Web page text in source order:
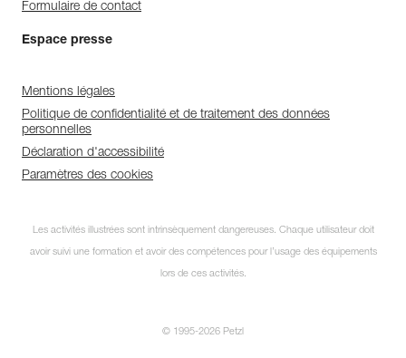
Formulaire de contact
Espace presse
Mentions légales
Politique de confidentialité et de traitement des données
personnelles
Déclaration d'accessibilité
Paramètres des cookies
Les activités illustrées sont intrinsèquement dangereuses. Chaque utilisateur doit
avoir suivi une formation et avoir des compétences pour l’usage des équipements
lors de ces activités.
© 1995-2026 Petzl